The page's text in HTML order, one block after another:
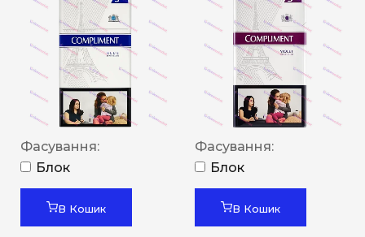
Фасування:
Блок
В Кошик
Фасування:
Блок
В Кошик